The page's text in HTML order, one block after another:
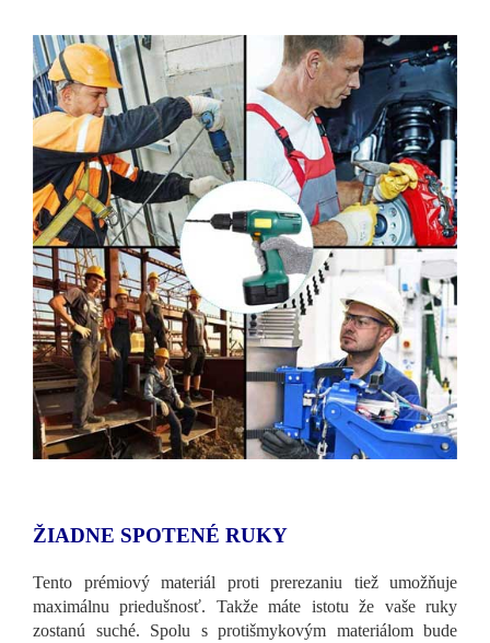
ŽIADNE SPOTENÉ RUKY
Tento prémiový materiál proti prerezaniu tiež umožňuje
maximálnu priedušnosť. Takže máte istotu že vaše ruky
zostanú suché. Spolu s protišmykovým materiálom bude